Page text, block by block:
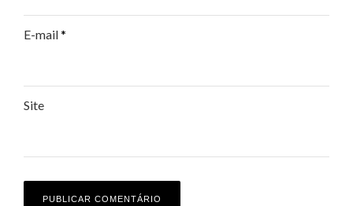
E-mail*
Site